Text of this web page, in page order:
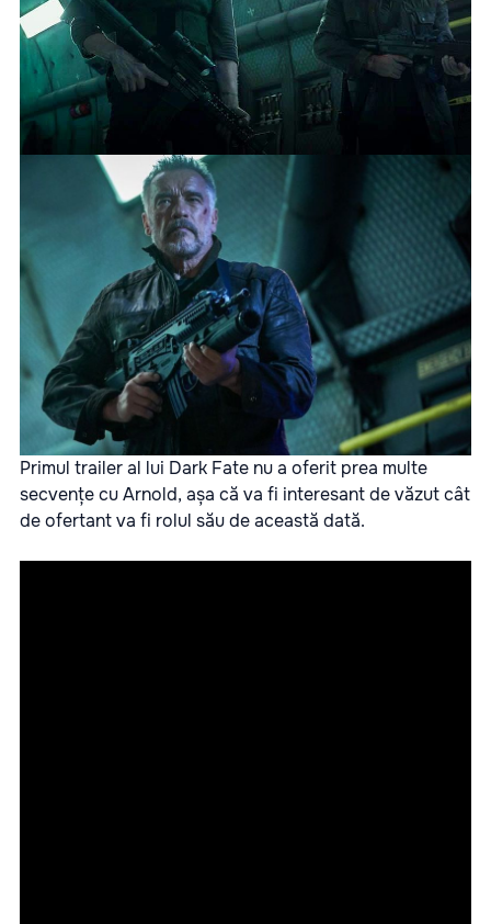
Primul trailer al lui Dark Fate nu a oferit prea multe
secvențe cu Arnold, așa că va fi interesant de văzut cât
de ofertant va fi rolul său de această dată.